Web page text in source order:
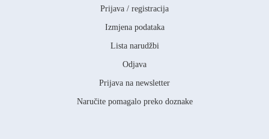
Prijava / registracija
Izmjena podataka
Lista narudžbi
Odjava
Prijava na newsletter
Naručite pomagalo preko doznake